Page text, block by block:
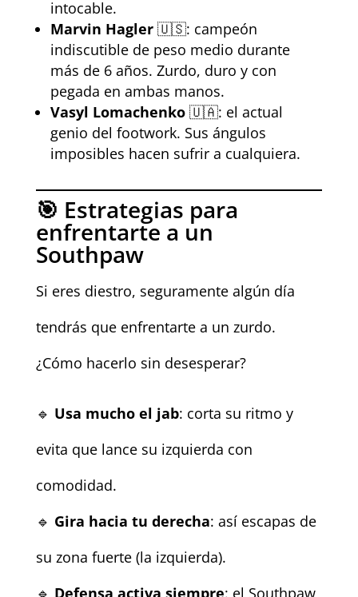
intocable.
Marvin Hagler🇺🇸: campeón
indiscutible de peso medio durante
más de 6 años. Zurdo, duro y con
pegada en ambas manos.
Vasyl Lomachenko🇺🇦: el actual
genio del footwork. Sus ángulos
imposibles hacen sufrir a cualquiera.
🎯 Estrategias para
enfrentarte a un
Southpaw
Si eres diestro, seguramente algún día
tendrás que enfrentarte a un zurdo.
¿Cómo hacerlo sin desesperar?
🔹 Usa mucho el jab: corta su ritmo y
evita que lance su izquierda con
comodidad.
🔹 Gira hacia tu derecha: así escapas de
su zona fuerte (la izquierda).
🔹 Defensa activa siempre: el Southpaw